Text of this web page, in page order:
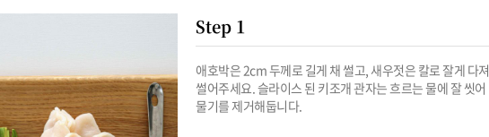
Step 1
애호박은 2cm 두께로 길게 채 썰고, 새우젓은 칼로 잘게 다져
썰어주세요. 슬라이스 된 키조개 관자는 흐르는 물에 잘 씻어
물기를 제거해둡니다.